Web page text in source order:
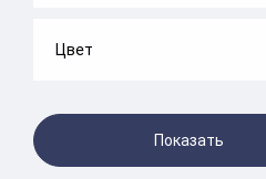
Цвет
Многоцветный